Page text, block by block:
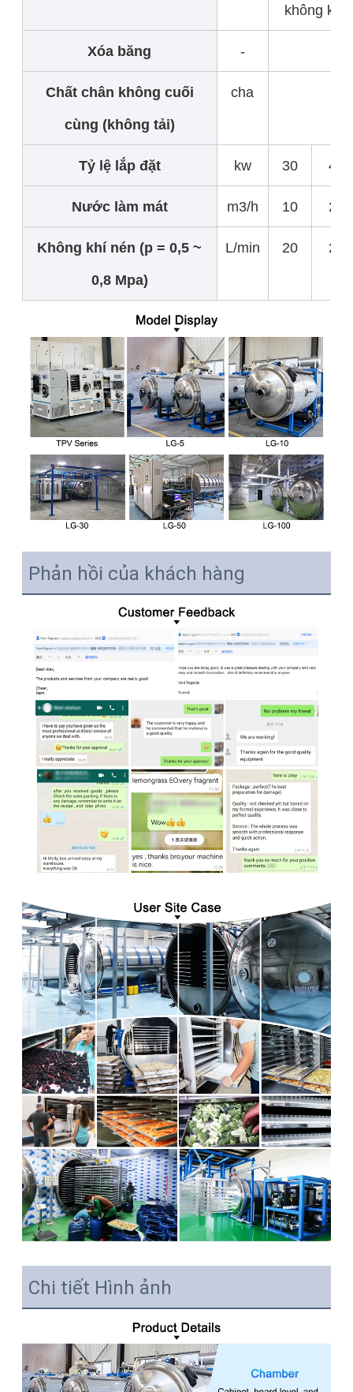
không khí
Xóa băng -
Chất chân không cuối
cùng (không tải)
cha
Tỷ lệ lắp đặt kw 30 45
Nước làm mát m3/h 10 20
Không khí nén (p = 0,5 ~
0,8 Mpa)
L/min 20 20
Phản hồi của khách hàng
Chi tiết Hình ảnh